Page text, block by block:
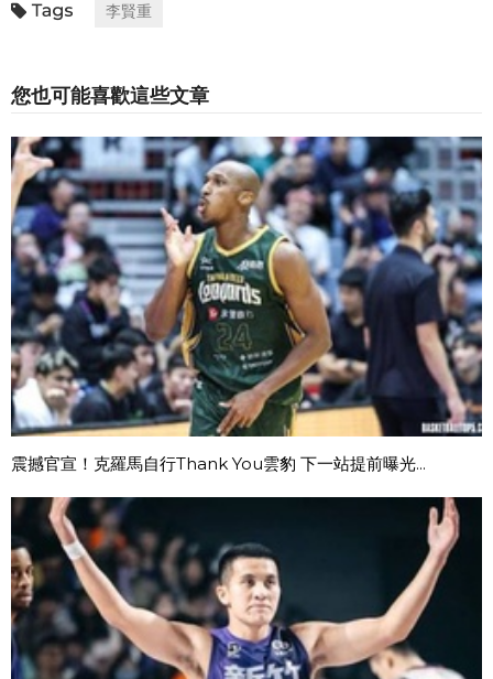
李賢重
您也可能喜歡這些文章
震撼官宣！克羅馬自行Thank You雲豹 下一站提前曝光...